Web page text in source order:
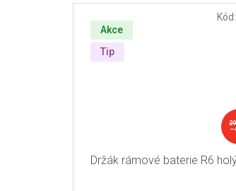
Akce
Tip
Držák rámové baterie R6
Kód: